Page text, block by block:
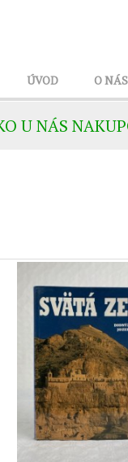
ÚVOD O NÁS
U NÁS